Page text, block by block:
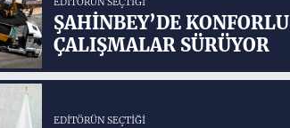
ŞAHİNBEY’DE
ÇALIŞMALAR SÜRÜYOR
EDITÖRÜN SEÇTIĞI